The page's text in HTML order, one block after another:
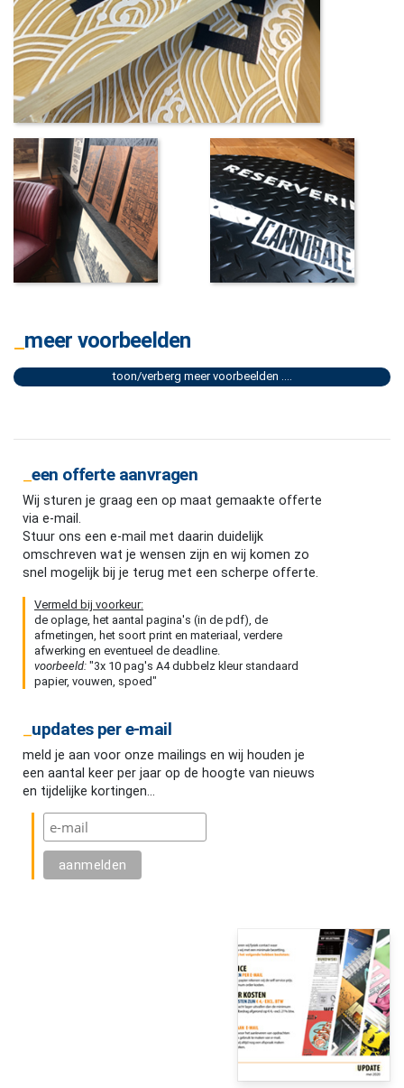
meer voorbeelden
toon/verberg meer voorbeelden ....
een offerte aanvragen
Wij sturen je graag een op maat gemaakte offerte
via e-mail.
Stuur ons een e-mail met daarin duidelijk
omschreven wat je wensen zijn en wij komen zo
snel mogelijk bij je terug met een scherpe offerte.
Vermeld bij voorkeur:
de oplage, het aantal pagina's (in de pdf), de
afmetingen, het soort print en materiaal, verdere
afwerking en eventueel de deadline.
voorbeeld: "3x 10 pag's A4 dubbelz kleur standaard
papier, vouwen, spoed"
updates per e-mail
meld je aan voor onze mailings en wij houden je
een aantal keer per jaar op de hoogte van nieuws
en tijdelijke kortingen...